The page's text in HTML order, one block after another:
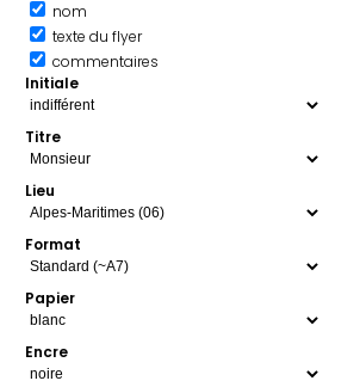
nom
texte du flyer
commentaires
Initiale
Titre
Lieu
Format
Papier
Encre